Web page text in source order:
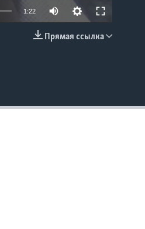
1:22
Прямая ссылка